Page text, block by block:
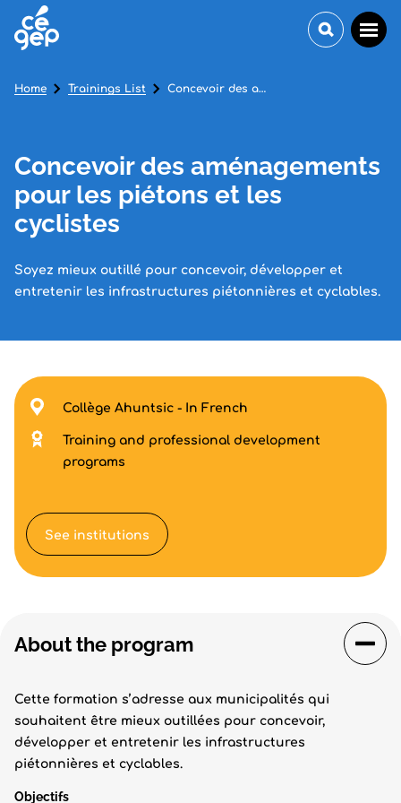
Concevoir des aménagements
pour les piétons et les
cyclistes
Soyez mieux outillé pour concevoir, développer et
entretenir les infrastructures piétonnières et cyclables.
Home Trainings List Concevoir des aménagements pour les piétons et les cyclistes
About the program
Cette formation s’adresse aux municipalités qui
souhaitent être mieux outillées pour concevoir,
développer et entretenir les infrastructures
piétonnières et cyclables.
Objectifs
Collège Ahuntsic - In French
Training and professional development
programs
See institutions